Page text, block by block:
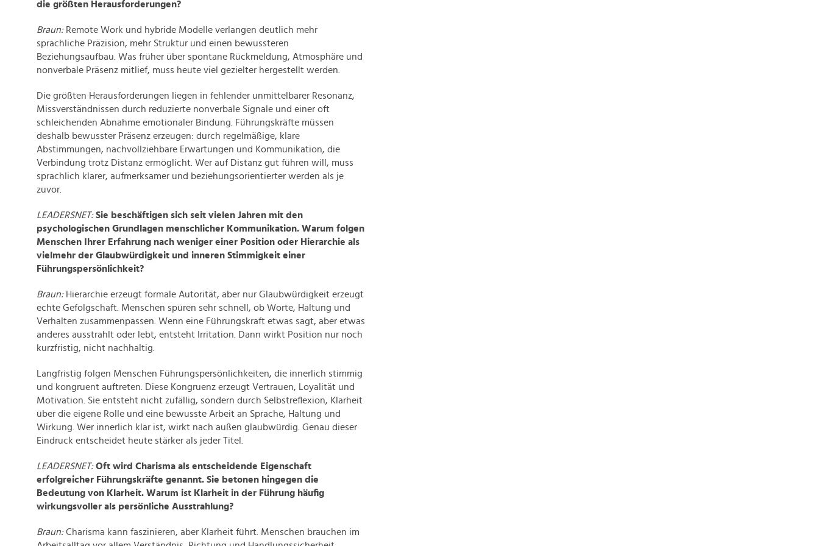
die größten Herausforderungen?
Braun: Remote Work und hybride Modelle verlangen deutlich mehr
sprachliche Präzision, mehr Struktur und einen bewussteren
Beziehungsaufbau. Was früher über spontane Rückmeldung, Atmosphäre und
nonverbale Präsenz mitlief, muss heute viel gezielter hergestellt werden.
Die größten Herausforderungen liegen in fehlender unmittelbarer Resonanz,
Missverständnissen durch reduzierte nonverbale Signale und einer oft
schleichenden Abnahme emotionaler Bindung. Führungskräfte müssen
deshalb bewusster Präsenz erzeugen: durch regelmäßige, klare
Abstimmungen, nachvollziehbare Erwartungen und Kommunikation, die
Verbindung trotz Distanz ermöglicht. Wer auf Distanz gut führen will, muss
sprachlich klarer, aufmerksamer und beziehungsorientierter werden als je
zuvor.
LEADERSNET: Sie beschäftigen sich seit vielen Jahren mit den
psychologischen Grundlagen menschlicher Kommunikation. Warum folgen
Menschen Ihrer Erfahrung nach weniger einer Position oder Hierarchie als
vielmehr der Glaubwürdigkeit und inneren Stimmigkeit einer
Führungspersönlichkeit?
Braun: Hierarchie erzeugt formale Autorität, aber nur Glaubwürdigkeit erzeugt
echte Gefolgschaft. Menschen spüren sehr schnell, ob Worte, Haltung und
Verhalten zusammenpassen. Wenn eine Führungskraft etwas sagt, aber etwas
anderes ausstrahlt oder lebt, entsteht Irritation. Dann wirkt Position nur noch
kurzfristig, nicht nachhaltig.
Langfristig folgen Menschen Führungspersönlichkeiten, die innerlich stimmig
und kongruent auftreten. Diese Kongruenz erzeugt Vertrauen, Loyalität und
Motivation. Sie entsteht nicht zufällig, sondern durch Selbstreflexion, Klarheit
über die eigene Rolle und eine bewusste Arbeit an Sprache, Haltung und
Wirkung. Wer innerlich klar ist, wirkt nach außen glaubwürdig. Genau dieser
Eindruck entscheidet heute stärker als jeder Titel.
LEADERSNET: Oft wird Charisma als entscheidende Eigenschaft
erfolgreicher Führungskräfte genannt. Sie betonen hingegen die
Bedeutung von Klarheit. Warum ist Klarheit in der Führung häufig
wirkungsvoller als persönliche Ausstrahlung?
Braun:Charisma kann faszinieren, aber Klarheit führt. Menschen brauchen im